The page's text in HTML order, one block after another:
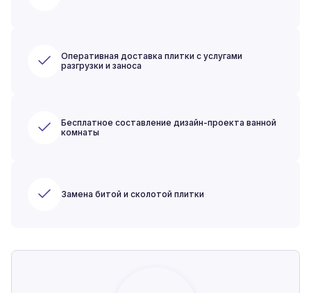
Оперативная доставка плитки с услугами
разгрузки и заноса
Бесплатное составление дизайн-проекта ванной
комнаты
Замена битой и сколотой плитки